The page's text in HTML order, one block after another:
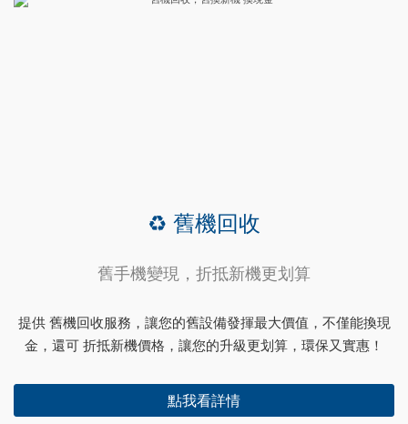
♻️ 舊機回收
舊手機變現，折抵新機更划算
提供 舊機回收服務，讓您的舊設備發揮最大價值，不僅能換現
金，還可 折抵新機價格，讓您的升級更划算，環保又實惠！
點我看詳情